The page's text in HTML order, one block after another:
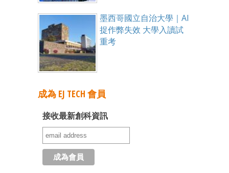
墨西哥國立自治大學｜AI
捉作弊失效 大學入讀試
重考
成為 EJ TECH 會員
接收最新創科資訊